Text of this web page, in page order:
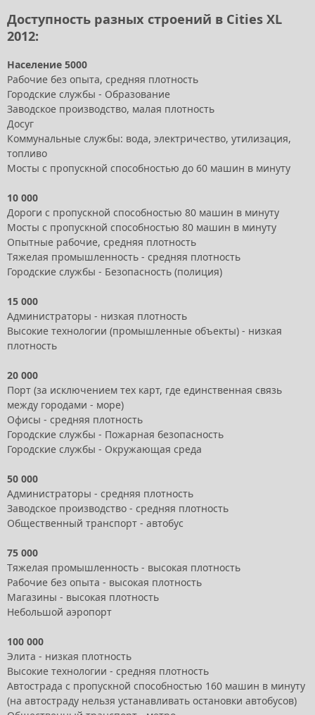
Доступность разных строений в Cities XL
2012:
Население 5000
Рабочие без опыта, средняя плотность
Городские службы - Образование
Заводское производство, малая плотность
Досуг
Коммунальные службы: вода, электричество, утилизация,
топливо
Мосты с пропускной способностью до 60 машин в минуту
10 000
Дороги с пропускной способностью 80 машин в минуту
Мосты с пропускной способностью 80 машин в минуту
Опытные рабочие, средняя плотность
Тяжелая промышленность - средняя плотность
Городские службы - Безопасность (полиция)
15 000
Администраторы - низкая плотность
Высокие технологии (промышленные объекты) - низкая
плотность
20 000
Порт (за исключением тех карт, где единственная связь
между городами - море)
Офисы - средняя плотность
Городские службы - Пожарная безопасность
Городские службы - Окружающая среда
50 000
Администраторы - средняя плотность
Заводское производство - средняя плотность
Общественный транспорт - автобус
75 000
Тяжелая промышленность - высокая плотность
Рабочие без опыта - высокая плотность
Магазины - высокая плотность
Небольшой аэропорт
100 000
Элита - низкая плотность
Высокие технологии - средняя плотность
Автострада с пропускной способностью 160 машин в минуту
(на автостраду нельзя устанавливать остановки автобусов)